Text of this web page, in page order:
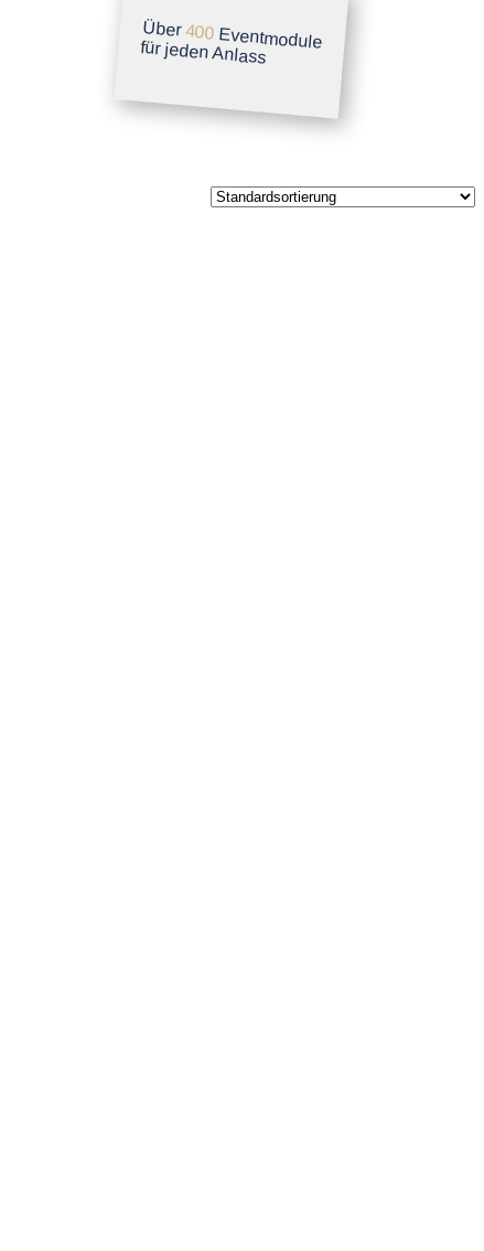
Über400Eventmodule
für jeden Anlass